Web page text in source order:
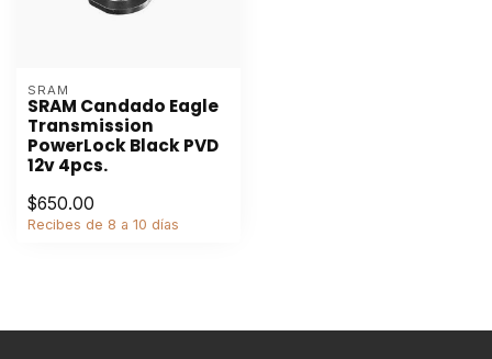
SRAM
SRAM Candado Eagle
Transmission
PowerLock Black PVD
12v 4pcs.
$650.00
Recibes de 8 a 10 días